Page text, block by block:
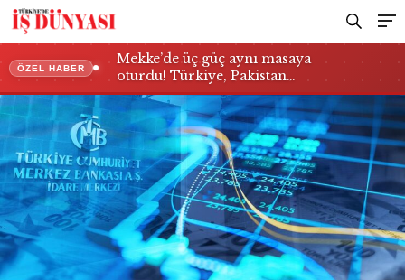
ÖZEL HABER
Mekke’de üç güç aynı masaya
oturdu! Türkiye, Pakistan…
beklenmiyor